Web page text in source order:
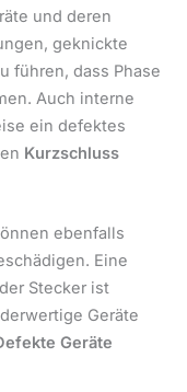
und deren
geknickte
führen, dass Phase
Auch interne
ein defektes
Kurzschluss
ebenfalls
Eine
Stecker ist
Geräte
Geräte